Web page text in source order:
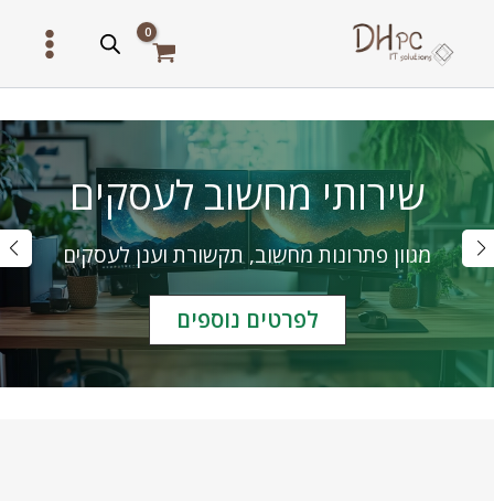
שירותי מחשוב לעסקים
מגוון פתרונות מחשוב, תקשורת וענן לעסקים
לפרטים נוספים